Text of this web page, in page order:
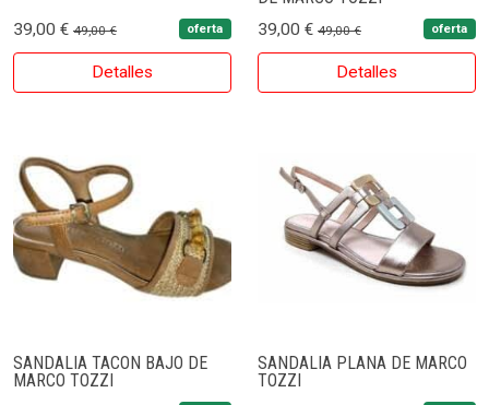
39,00 € 49,00 € oferta
Detalles
39,00 € 49,00 € oferta
Detalles
SANDALIA TACON BAJO DE
MARCO TOZZI
SANDALIA PLANA DE MARCO
TOZZI